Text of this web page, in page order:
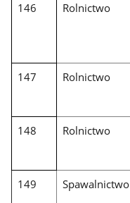
146 Rolnictwo
147 Rolnictwo
148 Rolnictwo
149 Spawalnictwo